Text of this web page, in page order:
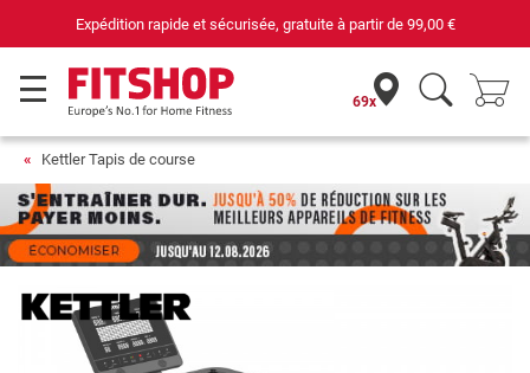
69 magasins avec 75 techniciens
69x
Kettler Tapis de course